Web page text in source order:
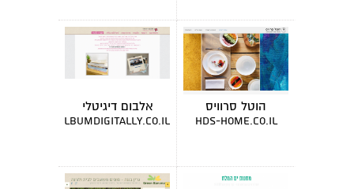
הוטל סרוויס
hds-home.co.il
אלבום דיגיטלי
albumdigitally.co.il